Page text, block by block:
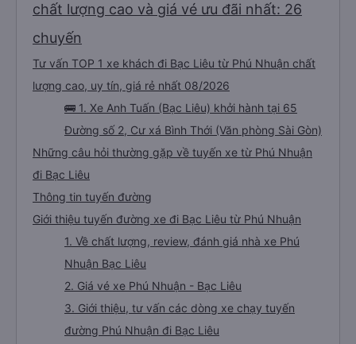
chất lượng cao và giá vé ưu đãi nhất: 26
chuyến
Tư vấn TOP 1 xe khách đi Bạc Liêu từ Phú Nhuận chất
lượng cao, uy tín, giá rẻ nhất 08/2026
🚌 1. Xe Anh Tuấn (Bạc Liêu) khởi hành tại 65
Đường số 2, Cư xá Bình Thới (Văn phòng Sài Gòn)
Những câu hỏi thường gặp về tuyến xe từ Phú Nhuận
đi Bạc Liêu
Thông tin tuyến đường
Giới thiệu tuyến đường xe đi Bạc Liêu từ Phú Nhuận
1. Về chất lượng, review, đánh giá nhà xe Phú
Nhuận Bạc Liêu
2. Giá vé xe Phú Nhuận - Bạc Liêu
3. Giới thiệu, tư vấn các dòng xe chạy tuyến
đường Phú Nhuận đi Bạc Liêu